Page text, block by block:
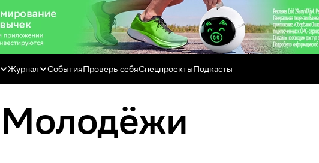
Журнал СобытияПроверь себяСпецпроектыПодкасты
Молодёжи